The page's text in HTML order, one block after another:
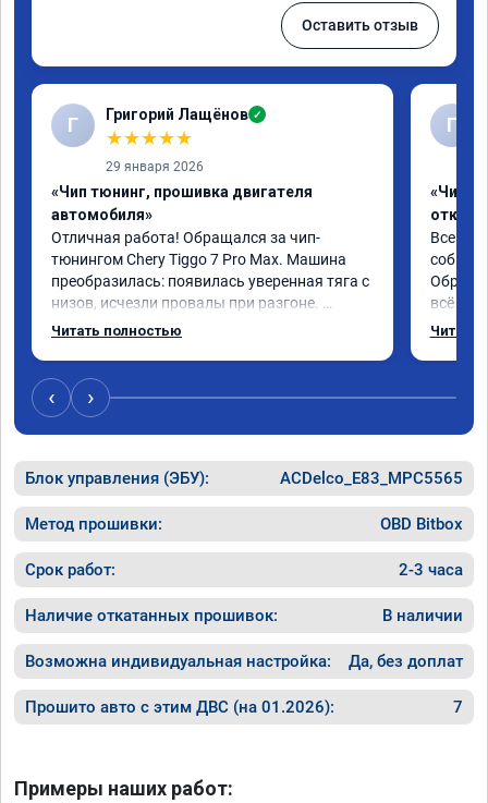
Оставить отзыв
Г Григорий Лащёнов ✓
★★★★★
29 января 2026
«Чип тюнинг, прошивка двигателя
автомобиля»
Отличная работа! Обращался за чип-
тюнингом Chery Tiggo 7 Pro Max. Машина
преобразилась: появилась уверенная тяга с
низов, исчезли провалы при разгоне.
Расход в спокойном режиме даже немного
всем, кто сомневается.
Читать полностью
Г
«Чип
Всем
всё в
Читать
‹ ›
Блок управления (ЭБУ): ACDelco_E83_MPC5565
Метод прошивки: OBD Bitbox
Срок работ: 2-3 часа
Наличие откатанных прошивок: В наличии
Возможна индивидуальная настройка: Да, без доплат
Прошито авто с этим ДВС (на 01.2026): 7
Примеры наших работ: